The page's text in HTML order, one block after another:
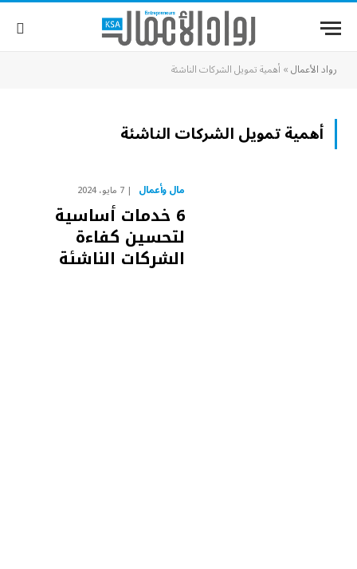
رواد الأعمال» أهمية تمويل الشركات الناشئة
أهمية تمويل الشركات الناشئة
مال وأعمال 7 مايو، 2024
6 خدمات أساسية
لتحسين كفاءة
الشركات الناشئة